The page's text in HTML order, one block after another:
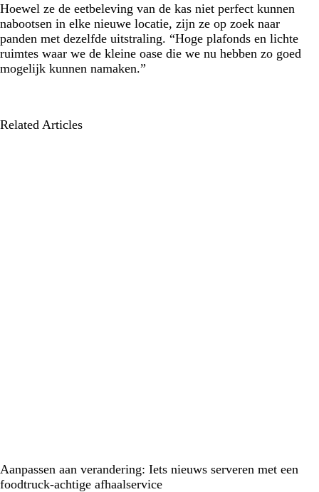
Hoewel ze de eetbeleving van de kas niet perfect kunnen
nabootsen in elke nieuwe locatie, zijn ze op zoek naar
panden met dezelfde uitstraling. “Hoge plafonds en lichte
ruimtes waar we de kleine oase die we nu hebben zo goed
mogelijk kunnen namaken.”
Related Articles
Aanpassen aan verandering: Iets nieuws serveren met een
foodtruck-achtige afhaalservice